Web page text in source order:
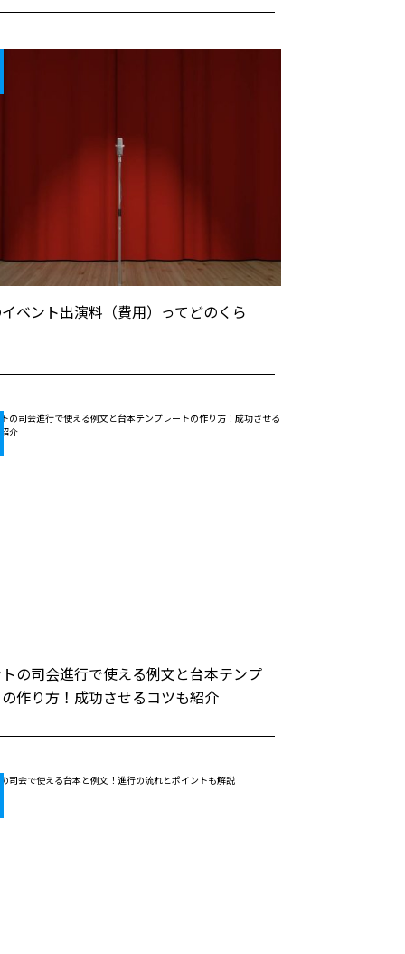
ベント出演料（費用）ってどのくら
の司会進行で使える例文と台本テンプ
作り方！成功させるコツも紹介